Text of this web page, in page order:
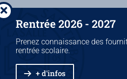
Rentrée 2026 - 2027
Prenez connaissance des
rentrée scolaire.
+ d'infos